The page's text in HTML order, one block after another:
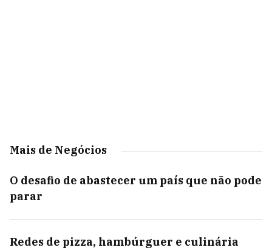
Mais de Negócios
O desafio de abastecer um país que não pode
parar
Redes de pizza, hambúrguer e culinária